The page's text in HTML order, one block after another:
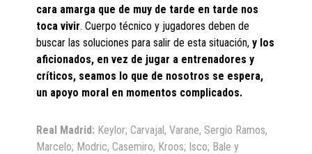
cara amarga que de muy de tarde en tarde nos
toca vivir. Cuerpo técnico y jugadores deben de
buscar las soluciones para salir de esta situación, y los
aficionados, en vez de jugar a entrenadores y
críticos, seamos lo que de nosotros se espera,
un apoyo moral en momentos complicados.
Real Madrid: Keylor; Carvajal, Varane, Sergio Ramos,
Marcelo; Modric, Casemiro, Kroos; Isco; Bale y